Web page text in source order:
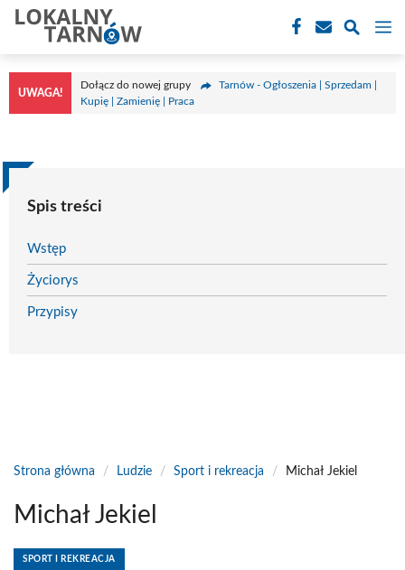
Przejdź
treści
UWAGA!
Dołącz do nowej grupy
Tarnów - Ogłoszenia | Sprzedam |
Kupię | Zamienię | Praca
Spis treści
Wstęp
Życiorys
Przypisy
Strona główna / Ludzie / Sport i rekreacja / Michał Jekiel
Michał Jekiel
SPORT I REKREACJA